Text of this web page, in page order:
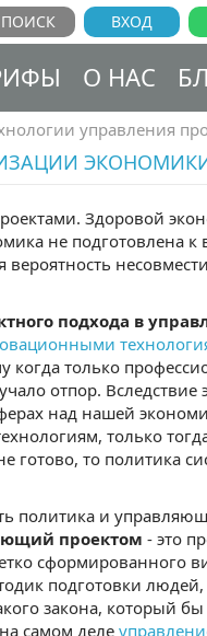
ВХОД
О НАС
управления
Здоровой
не подготовлена
подхода в
когда только
отпор. Вследствие
над нашей
только
готово, то политика
политика и
проектом - это
сформированного
подготовки
закона, который
самом деле